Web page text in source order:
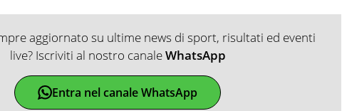
aggiornato su ultime news di sport, risultati ed eventi
live? Iscriviti al nostro canaleWhatsApp
Entra nel canale WhatsApp